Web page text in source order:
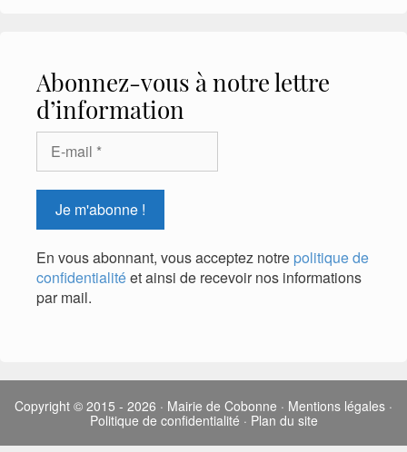
Abonnez-vous à notre lettre
d’information
En vous abonnant, vous acceptez notre politique de
confidentialitéet ainsi de recevoir nos informations
par mail.
Copyright © 2015 - 2026 · Mairie de Cobonne · Mentions légales ·
Politique de confidentialité · Plan du site